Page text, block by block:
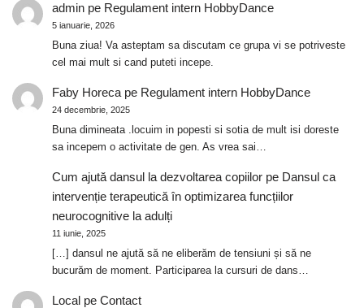
adminpe Regulament intern HobbyDance
5 ianuarie, 2026
Buna ziua! Va asteptam sa discutam ce grupa vi se potriveste
cel mai mult si cand puteti incepe.
Faby Horecape Regulament intern HobbyDance
24 decembrie, 2025
Buna dimineata .locuim in popesti si sotia de mult isi doreste
sa incepem o activitate de gen. As vrea sai…
Cum ajută dansul la dezvoltarea copiilorpe Dansul ca
intervenție terapeutică în optimizarea funcțiilor
neurocognitive la adulți
11 iunie, 2025
[…] dansul ne ajută să ne eliberăm de tensiuni și să ne
bucurăm de moment. Participarea la cursuri de dans…
Localpe Contact